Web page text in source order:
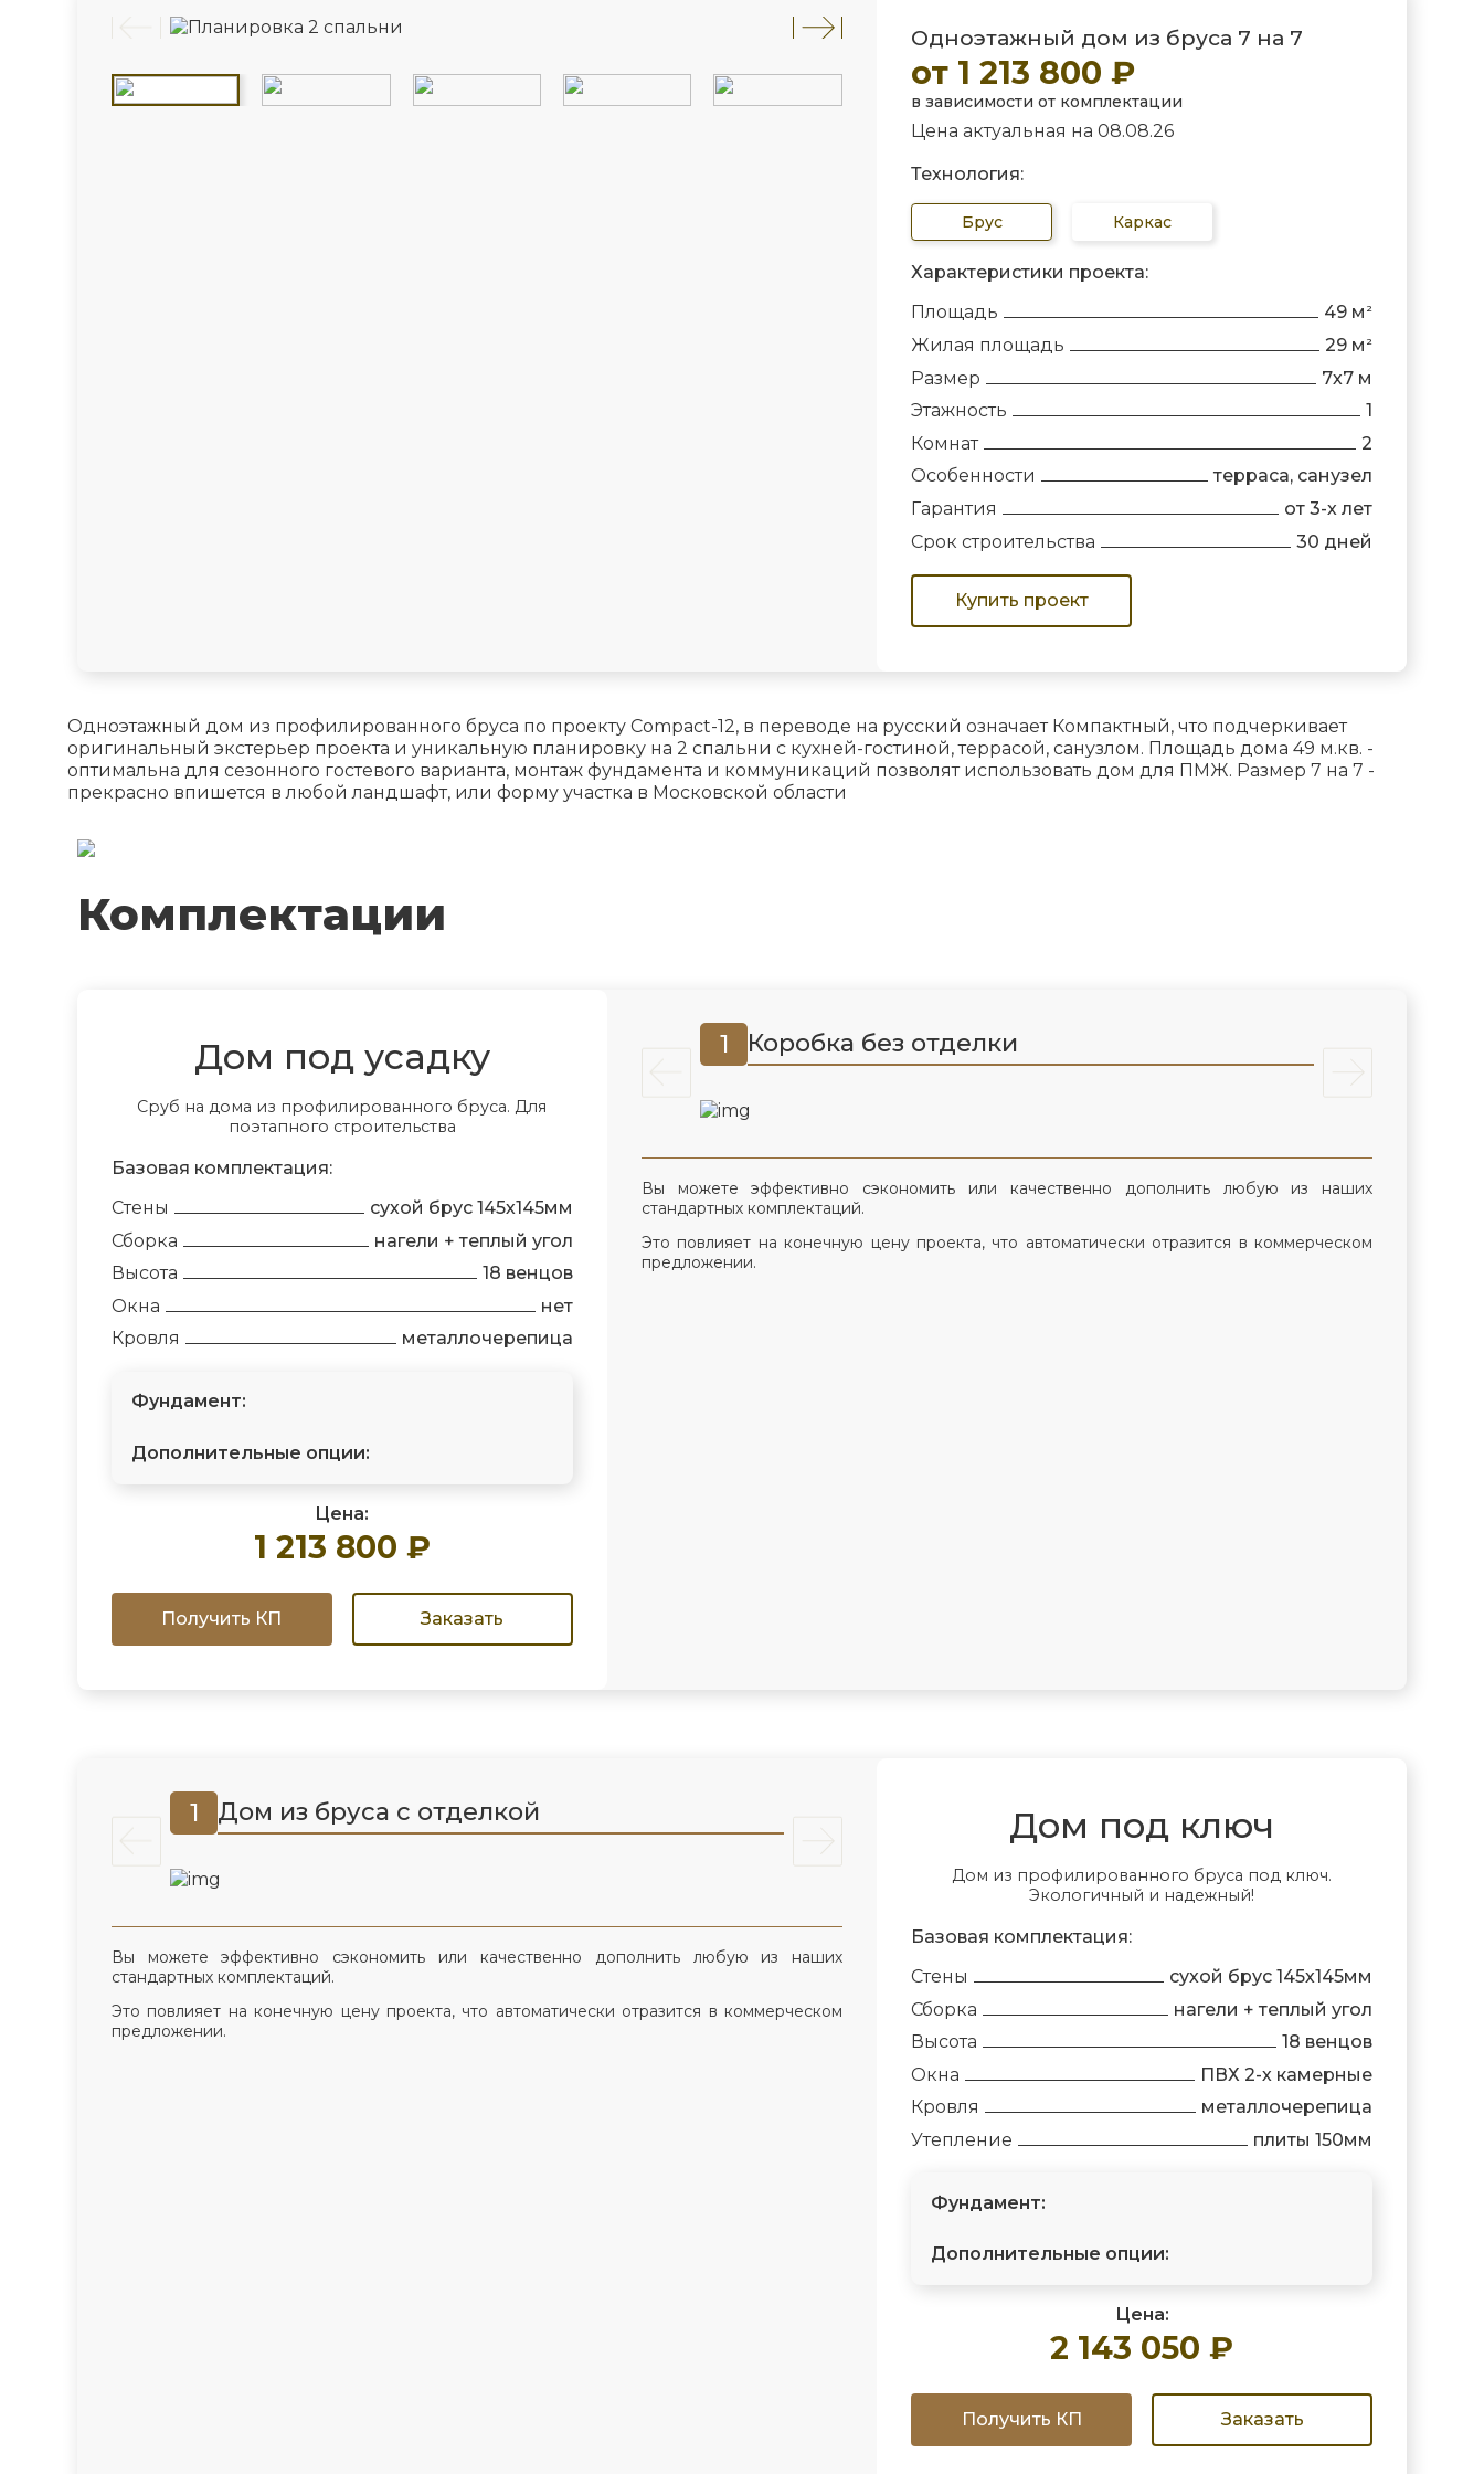
Одноэтажный дом из бруса 7 на 7
от 1 213 800 ₽
в зависимости от комплектации
Цена актуальная на 08.08.26
Технология:
Брус Каркас
Характеристики проекта:
Площадь
49 м 2
Жилая площадь 29 м 2
Размер
7х7 м
Этажность
1
Комнат
2
Особенности
терраса, санузел
Гарантия
от 3-х лет
Срок строительства
30 дней
Купить проект
Одноэтажный дом из профилированного бруса по проекту Compact-12, в переводе на русский означает Компактный, что подчеркивает
оригинальный экстерьер проекта и уникальную планировку на 2 спальни с кухней-гостиной, террасой, санузлом. Площадь дома 49 м.кв. -
оптимальна для сезонного гостевого варианта, монтаж фундамента и коммуникаций позволят использовать дом для ПМЖ. Размер 7 на 7 -
прекрасно впишется в любой ландшафт, или форму участка в Московской области
Комплектации
1 Коробка без отделки
Вы можете эффективно сэкономить или качественно дополнить любую из наших
стандартных комплектаций.
Это повлияет на конечную цену проекта, что автоматически отразится в коммерческом
предложении.
Дом под усадку
Сруб на дома из профилированного бруса. Для
поэтапного строительства
Базовая комплектация:
Стены
сухой брус 145х145мм
Сборка
нагели + теплый угол
Высота
18 венцов
Окна
нет
Кровля
металлочерепица
Фундамент:
Дополнительные опции:
Цена:
1 213 800 ₽
Получить КП Заказать
1 Дом из бруса с отделкой
Вы можете эффективно сэкономить или качественно дополнить любую из наших
стандартных комплектаций.
Это повлияет на конечную цену проекта, что автоматически отразится в коммерческом
предложении.
Дом под ключ
Дом из профилированного бруса под ключ.
Экологичный и надежный!
Базовая комплектация:
Стены
сухой брус 145х145мм
Сборка
нагели + теплый угол
Высота
18 венцов
Окна
ПВХ 2-х камерные
Кровля
металлочерепица
Утепление
плиты 150мм
Фундамент:
Дополнительные опции:
Цена:
2 143 050 ₽
Получить КП Заказать